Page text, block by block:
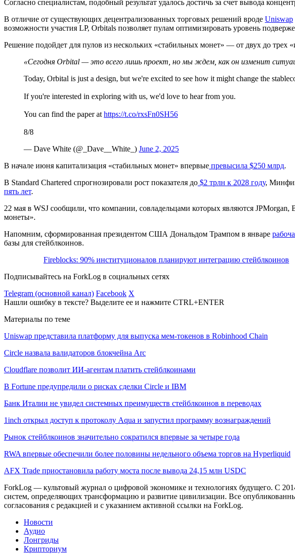
Согласно специалистам, подобный результат удалось достичь за счет вывода
В отличие от существующих децентрализованных торговых решений вроде Uniswap
возможности участия LP, Orbitals позволяет пулам оптимизировать уровень
Решение подойдет для пулов из нескольких «стабильных монет» — от двух до трех
«Сегодня Orbital — это всего лишь проект, но мы ждем, как он изменит
Today, Orbital is just a design, but we're excited to see how it might change the
If you're interested in exploring with us, we'd love to hear from you.
You can find the paper at https://t.co/rxsFn0SH56
8/8
— Dave White (@_Dave__White_) June 2, 2025
В начале июня капитализация «стабильных монет» впервые превысила $250 млрд.
В Standard Chartered спрогнозировали рост показателя до $2 трлн к 2028 году,
пять лет.
22 мая в WSJ сообщили, что компании, совладельцами которых являются
монеты».
Напомним, сформированная президентом США Дональдом Трампом в январе
базы для стейблкоинов.
Fireblocks: 90% институционалов планируют интеграцию стейблкоинов
Подписывайтесь на ForkLog в социальных сетях
Telegram (основной канал) Facebook X
Нашли ошибку в тексте? Выделите ее и нажмите CTRL+ENTER
Материалы по теме
Uniswap представила платформу для выпуска мем-токенов в Robinhood Chain
Circle назвала валидаторов блокчейна Arc
Cloudflare позволит ИИ-агентам платить стейблкоинами
В Fortune предупредили о рисках сделки Circle и IBM
Банк Италии не увидел системных преимуществ стейблкоинов в переводах
1inch открыл доступ к протоколу Aqua и запустил программу вознаграждений
Рынок стейблкоинов значительно сократился впервые за четыре года
RWA впервые обеспечили более половины недельного объема торгов на Hyperliquid
AFX Trade приостановила работу моста после вывода 24,15 млн USDC
ForkLog — культовый журнал о цифровой экономике и технологиях будущего. С
систем, определяющих трансформацию и развитие цивилизации. Все
согласования с редакцией и с указанием активной ссылки на ForkLog.
Новости
Аудио
Лонгриды
Крипториум